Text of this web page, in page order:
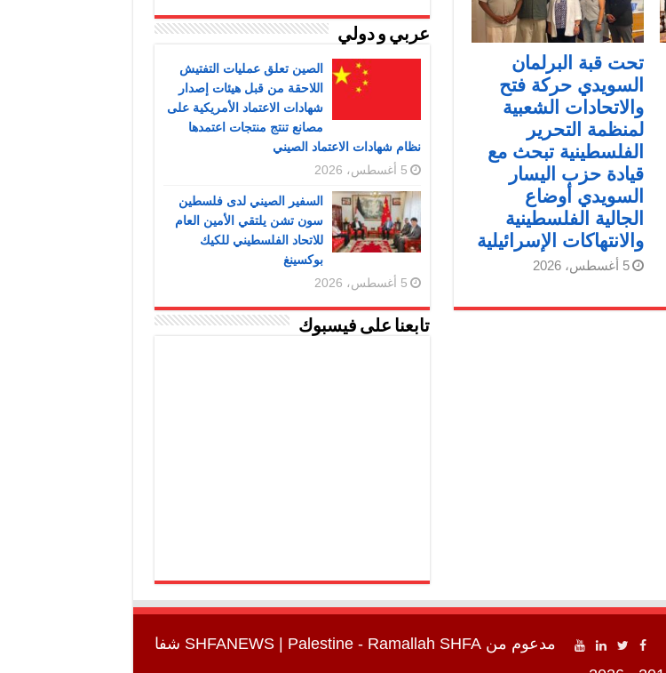
تحت قبة البرلمان
السويدي حركة فتح
والاتحادات الشعبية
لمنظمة التحرير
الفلسطينية تبحث مع
قيادة حزب اليسار
السويدي أوضاع
الجالية الفلسطينية
والانتهاكات الإسرائيلية
5 أغسطس، 2026
عربي و دولي
الصين تعلق عمليات التفتيش
اللاحقة من قبل هيئات إصدار
شهادات الاعتماد الأمريكية على
مصانع تنتج منتجات اعتمدها
نظام شهادات الاعتماد الصيني
5 أغسطس، 2026
السفير الصيني لدى فلسطين
سون تشن يلتقي الأمين العام
للاتحاد الفلسطيني للكيك
بوكسينغ
5 أغسطس، 2026
تابعنا على فيسبوك
مدعوم من SHFANEWS| Palestine - Ramallah SHFA شفا